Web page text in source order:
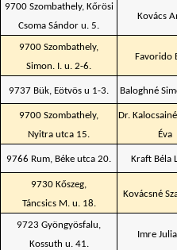
9700 Szombathely, Kőrösi
Csoma Sándor u. 5.
Kovács
9700 Szombathely,
Simon. I. u. 2-6.
Favorido
9737 Bük, Eötvös u 1-3. Baloghné
9700 Szombathely,
Nyitra utca 15.
Dr.
Éva
9766 Rum, Béke utca 20. Kraft Béla
9730 Kőszeg,
Táncsics M. u. 18.
Kovácsné
9723 Gyöngyösfalu,
Kossuth u. 41.
Imre